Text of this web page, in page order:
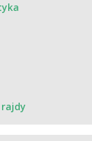
rajdy